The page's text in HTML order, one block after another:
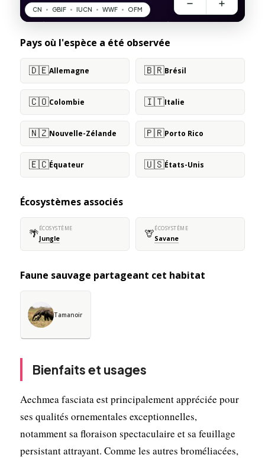
Pays où l'espèce a été observée
🇩🇪Allemagne 🇧🇷Brésil
🇨🇴Colombie 🇮🇹Italie
🇳🇿Nouvelle-Zélande 🇵🇷Porto Rico
🇪🇨Équateur 🇺🇸États-Unis
Écosystèmes associés
🌴ÉCOSYSTÈME
Jungle 🦒ÉCOSYSTÈME
Savane
Faune sauvage partageant cet habitat
Tamanoir
Bienfaits et usages
Aechmea fasciata est principalement appréciée pour
ses qualités ornementales exceptionnelles,
notamment sa floraison spectaculaire et sa feuillage
persistant attrayant. Comme les autres broméliacées,